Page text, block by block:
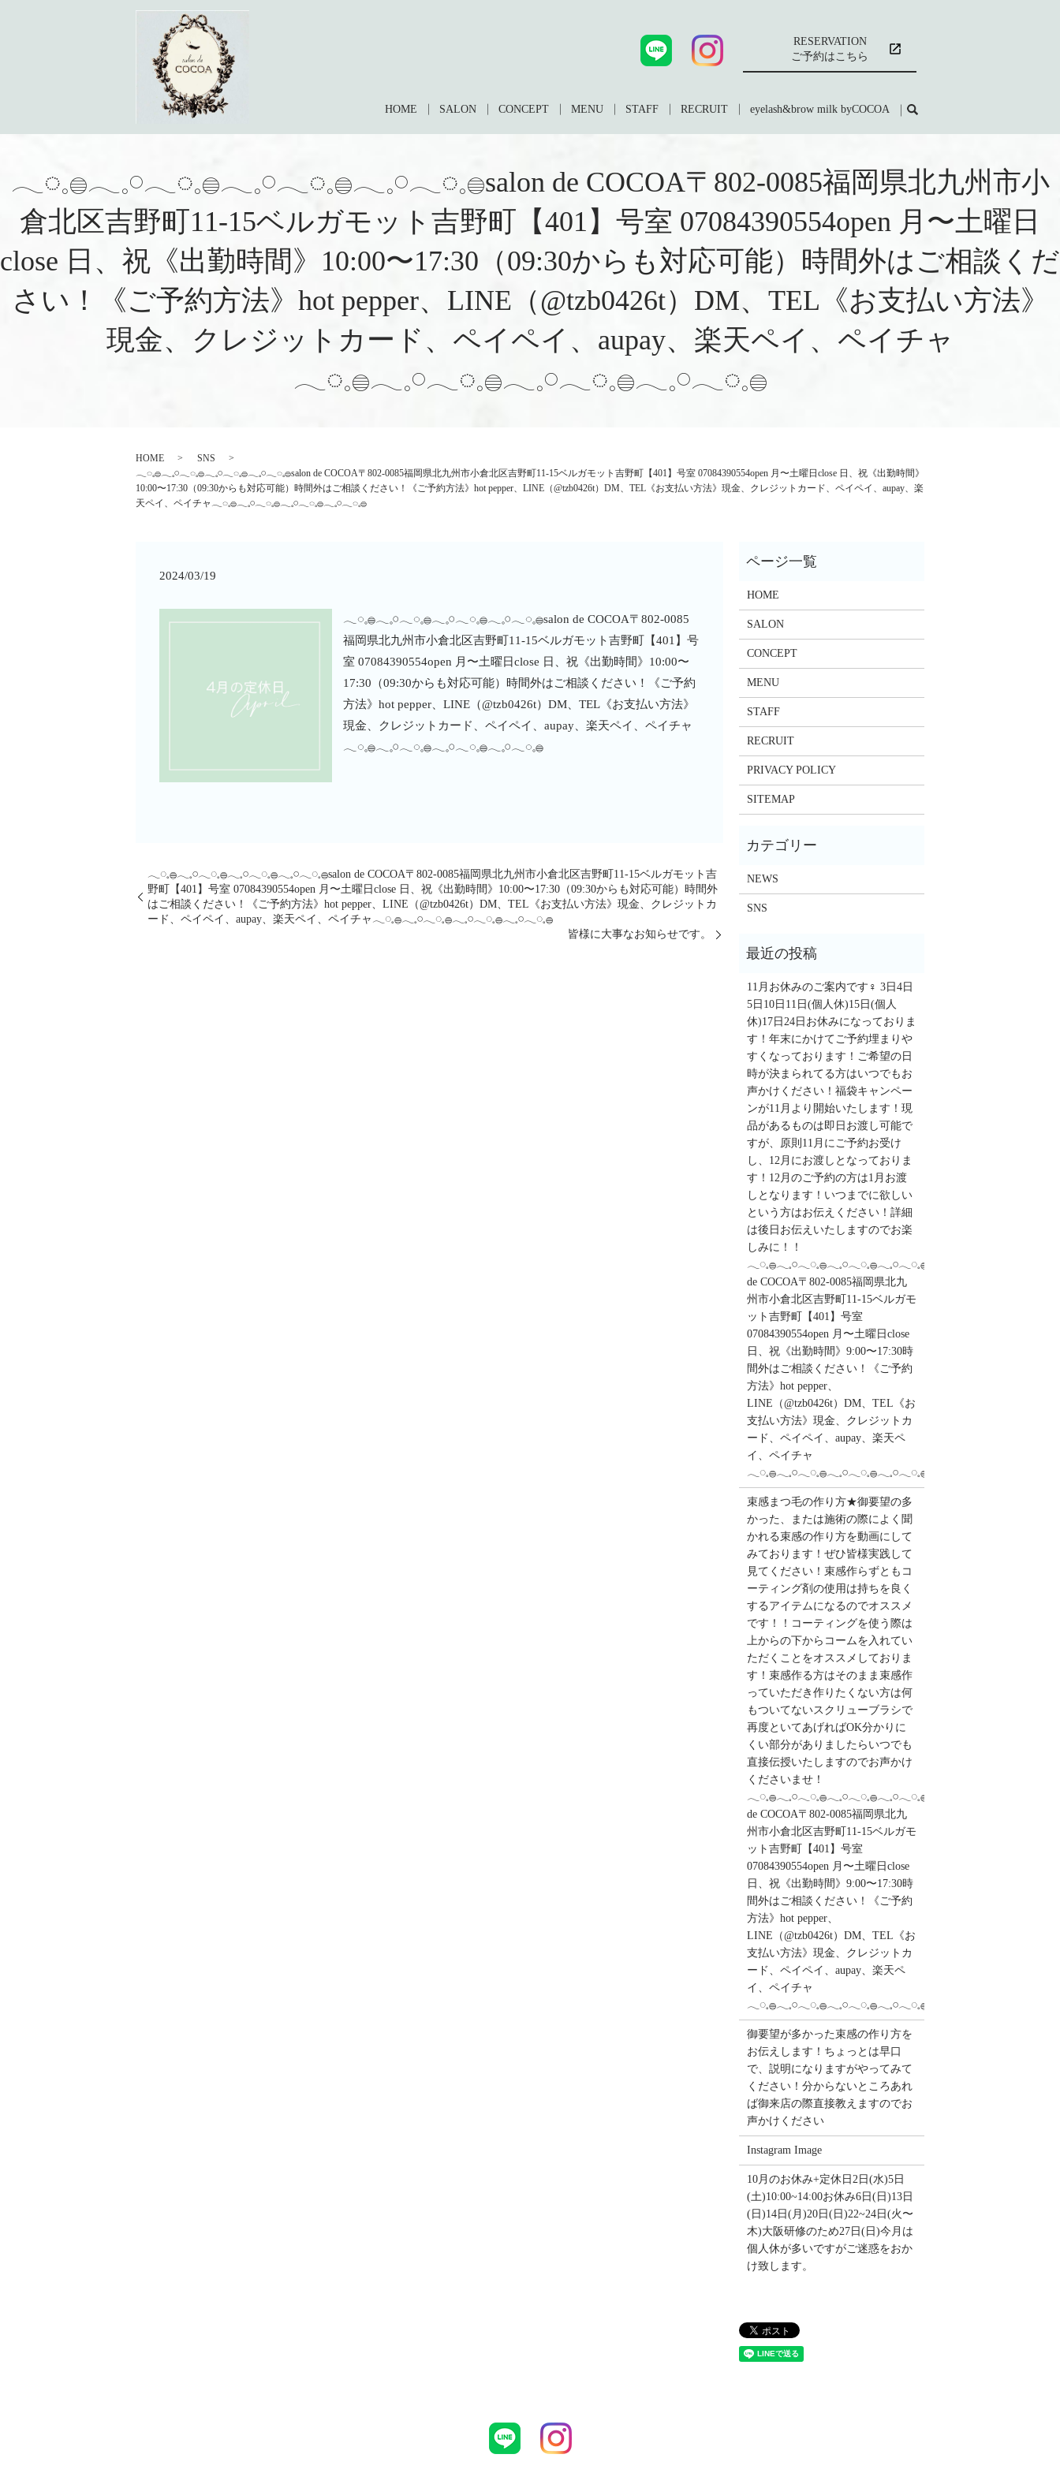
RESERVATION
ご予約はこちら
HOME SALON CONCEPT MENU STAFF RECRUIT eyelash&brow milk byCOCOA
𓂃◌𓈒𓐍𓂃𓈒𓏸𓂃◌𓈒𓐍𓂃𓈒𓏸𓂃◌𓈒𓐍𓂃𓈒𓏸𓂃◌𓈒𓐍salon de COCOA〒802-0085福岡県北九州市小
倉北区吉野町11-15ベルガモット吉野町【401】号室︎ 07084390554open 月〜土曜日
close 日、祝《出勤時間》10:00〜17:30（09:30からも対応可能）時間外はご相談くだ
さい！《ご予約方法》hot pepper、LINE（@tzb0426t）DM、TEL《お支払い方法》
現金、クレジットカード、ペイペイ、aupay、楽天ペイ、ペイチャ
𓂃◌𓈒𓐍𓂃𓈒𓏸𓂃◌𓈒𓐍𓂃𓈒𓏸𓂃◌𓈒𓐍𓂃𓈒𓏸𓂃◌𓈒𓐍
HOME
SNS
𓂃◌𓈒𓐍𓂃𓈒𓏸𓂃◌𓈒𓐍𓂃𓈒𓏸𓂃◌𓈒𓐍𓂃𓈒𓏸𓂃◌𓈒𓐍salon de COCOA〒802-0085福岡県北九州市小倉北区吉野町11-15ベルガモット吉野町【401】号室︎ 07084390554open 月〜土曜日close 日、祝《出勤時間》
10:00〜17:30（09:30からも対応可能）時間外はご相談ください！《ご予約方法》hot pepper、LINE（@tzb0426t）DM、TEL《お支払い方法》現金、クレジットカード、ペイペイ、aupay、楽
天ペイ、ペイチャ𓂃◌𓈒𓐍𓂃𓈒𓏸𓂃◌𓈒𓐍𓂃𓈒𓏸𓂃◌𓈒𓐍𓂃𓈒𓏸𓂃◌𓈒𓐍
2024/03/19
𓂃◌𓈒𓐍𓂃𓈒𓏸𓂃◌𓈒𓐍𓂃𓈒𓏸𓂃◌𓈒𓐍𓂃𓈒𓏸𓂃◌𓈒𓐍salon de COCOA〒802-0085
福岡県北九州市小倉北区吉野町11-15ベルガモット吉野町【401】号
室︎ 07084390554open 月〜土曜日close 日、祝《出勤時間》10:00〜
17:30（09:30からも対応可能）時間外はご相談ください！《ご予約
方法》hot pepper、LINE（@tzb0426t）DM、TEL《お支払い方法》
現金、クレジットカード、ペイペイ、aupay、楽天ペイ、ペイチャ
𓂃◌𓈒𓐍𓂃𓈒𓏸𓂃◌𓈒𓐍𓂃𓈒𓏸𓂃◌𓈒𓐍𓂃𓈒𓏸𓂃◌𓈒𓐍
𓂃◌𓈒𓐍𓂃𓈒𓏸𓂃◌𓈒𓐍𓂃𓈒𓏸𓂃◌𓈒𓐍𓂃𓈒𓏸𓂃◌𓈒𓐍salon de COCOA〒802-0085福岡県北九州市小倉北区吉野町11-15ベルガモット吉
野町【401】号室︎ 07084390554open 月〜土曜日close 日、祝《出勤時間》10:00〜17:30（09:30からも対応可能）時間外
はご相談ください！《ご予約方法》hot pepper、LINE（@tzb0426t）DM、TEL《お支払い方法》現金、クレジットカ
ード、ペイペイ、aupay、楽天ペイ、ペイチャ𓂃◌𓈒𓐍𓂃𓈒𓏸𓂃◌𓈒𓐍𓂃𓈒𓏸𓂃◌𓈒𓐍𓂃𓈒𓏸𓂃◌𓈒𓐍
皆様に大事なお知らせです。
HOME
SALON
CONCEPT
MENU
STAFF
RECRUIT
PRIVACY POLICY
SITEMAP
NEWS
SNS
11月お休みのご案内です‍♀️ 3日4日
5日10日11日(個人休)15日(個人
休)17日24日お休みになっておりま
す！年末にかけてご予約埋まりや
すくなっております！ご希望の日
時が決まられてる方はいつでもお
声かけください！福袋キャンペー
ンが11月より開始いたします！現
品があるものは即日お渡し可能で
すが、原則11月にご予約お受け
し、12月にお渡しとなっておりま
す！12月のご予約の方は1月お渡
しとなります！いつまでに欲しい
という方はお伝えください！詳細
は後日お伝えいたしますのでお楽
しみに！！
𓂃◌𓈒𓐍𓂃𓈒𓏸𓂃◌𓈒𓐍𓂃𓈒𓏸𓂃◌𓈒𓐍𓂃𓈒𓏸𓂃◌𓈒𓐍salon
de COCOA〒802-0085福岡県北九
州市小倉北区吉野町11-15ベルガモ
ット吉野町【401】号室︎
07084390554open 月〜土曜日close
日、祝《出勤時間》9:00〜17:30時
間外はご相談ください！《ご予約
方法》hot pepper、
LINE（@tzb0426t）DM、TEL《お
支払い方法》現金、クレジットカ
ード、ペイペイ、aupay、楽天ペ
イ、ペイチャ
𓂃◌𓈒𓐍𓂃𓈒𓏸𓂃◌𓈒𓐍𓂃𓈒𓏸𓂃◌𓈒𓐍𓂃𓈒𓏸𓂃◌𓈒𓐍
束感まつ毛の作り方★御要望の多
かった、または施術の際によく聞
かれる束感の作り方を動画にして
みております！ぜひ皆様実践して
見てください！束感作らずともコ
ーティング剤の使用は持ちを良く
するアイテムになるのでオススメ
です！！コーティングを使う際は
上からの下からコームを入れてい
ただくことをオススメしておりま
す！束感作る方はそのまま束感作
っていただき作りたくない方は何
もついてないスクリューブラシで
再度といてあげればOK分かりに
くい部分がありましたらいつでも
直接伝授いたしますのでお声かけ
くださいませ！
𓂃◌𓈒𓐍𓂃𓈒𓏸𓂃◌𓈒𓐍𓂃𓈒𓏸𓂃◌𓈒𓐍𓂃𓈒𓏸𓂃◌𓈒𓐍salon
de COCOA〒802-0085福岡県北九
州市小倉北区吉野町11-15ベルガモ
ット吉野町【401】号室︎
07084390554open 月〜土曜日close
日、祝《出勤時間》9:00〜17:30時
間外はご相談ください！《ご予約
方法》hot pepper、
LINE（@tzb0426t）DM、TEL《お
支払い方法》現金、クレジットカ
ード、ペイペイ、aupay、楽天ペ
イ、ペイチャ
𓂃◌𓈒𓐍𓂃𓈒𓏸𓂃◌𓈒𓐍𓂃𓈒𓏸𓂃◌𓈒𓐍𓂃𓈒𓏸𓂃◌𓈒𓐍
御要望が多かった束感の作り方を
お伝えします！ちょっとは早口
で、説明になりますがやってみて
ください！分からないところあれ
ば御来店の際直接教えますのでお
声かけください
Instagram Image
10月のお休み+定休日2日(水)5日
(土)10:00~14:00お休み6日(日)13日
(日)14日(月)20日(日)22~24日(火〜
木)大阪研修のため27日(日)今月は
個人休が多いですがご迷惑をおか
け致します。